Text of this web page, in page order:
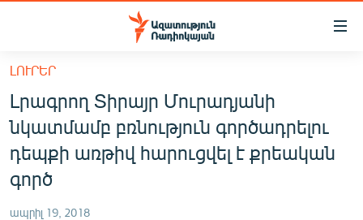
Մատչելիության
հիմնական
բովանդակությանը
Անցնել
հիմնական
մենյուին
Որոնում
ՀԱՅԱՍՏԱՆ
ՔԱՂԱՔԱԿԱՆ
ԸՆՏՐՈՒԹՅՈՒՆՆԵՐ 2026
ԼՈՒՐԵՐ
Լրագրող Տիրայր Մուրադյանի
նկատմամբ բռնություն գործադրելու
դեպքի առթիվ հարուցվել է քրեական
գործ
ապրիլ 19, 2018